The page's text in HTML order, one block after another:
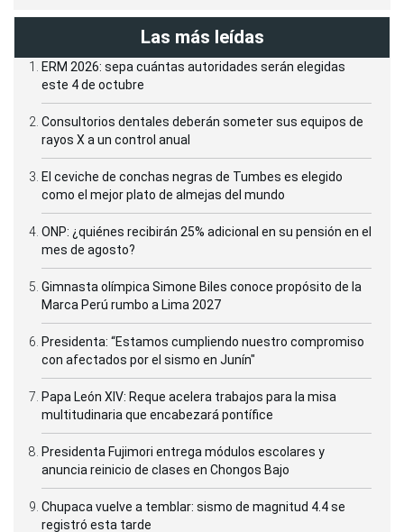
Las más leídas
ERM 2026: sepa cuántas autoridades serán elegidas
este 4 de octubre
Consultorios dentales deberán someter sus equipos de
rayos X a un control anual
El ceviche de conchas negras de Tumbes es elegido
como el mejor plato de almejas del mundo
ONP: ¿quiénes recibirán 25% adicional en su pensión en el
mes de agosto?
Gimnasta olímpica Simone Biles conoce propósito de la
Marca Perú rumbo a Lima 2027
Presidenta: “Estamos cumpliendo nuestro compromiso
con afectados por el sismo en Junín"
Papa León XIV: Reque acelera trabajos para la misa
multitudinaria que encabezará pontífice
Presidenta Fujimori entrega módulos escolares y
anuncia reinicio de clases en Chongos Bajo
Chupaca vuelve a temblar: sismo de magnitud 4.4 se
registró esta tarde